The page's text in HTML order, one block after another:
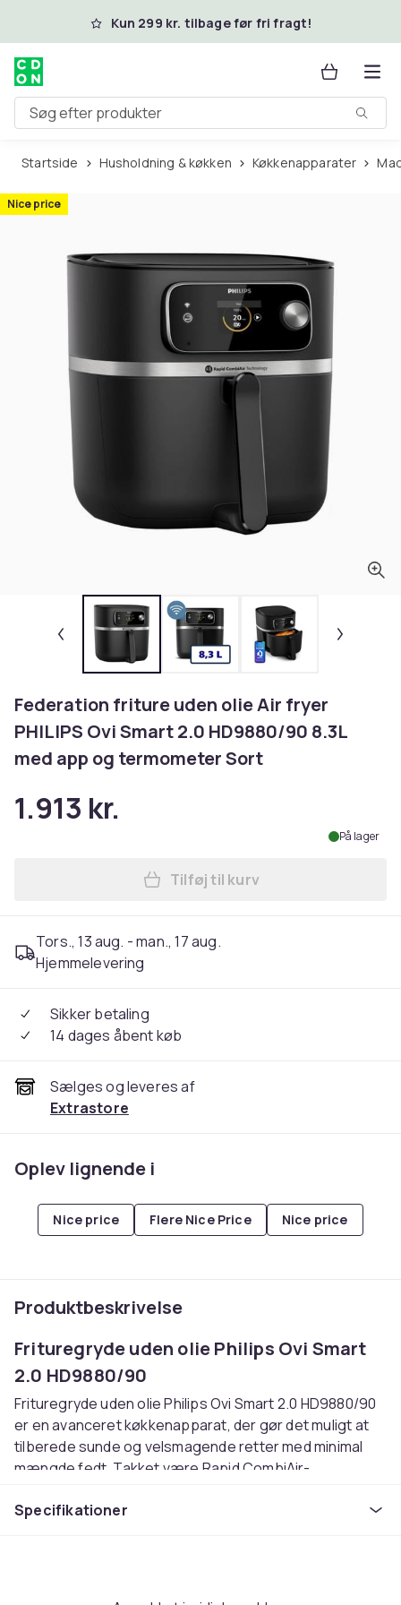
Spring til hovedindhold
Kun 299 kr. tilbage før fri fragt!
Søg efter produkter
Startside Husholdning & køkken Køkkenapparater
Nice price
Federation friture uden olie Air fryer
PHILIPS Ovi Smart 2.0 HD9880/90 8.3L
med app og termometer Sort
1.913 kr.
På lager
Læg Federation friture
Tilføj til kurv
Tors., 13 aug. - man., 17 aug.
Hjemmelevering
Sikker betaling
14 dages åbent køb
Sælges og leveres af
Extrastore
Oplev lignende i
Nice price Flere Nice Price Nice price
Produktbeskrivelse
Frituregryde uden olie Philips Ovi Smart
2.0 HD9880/90
Frituregryde uden olie Philips Ovi Smart 2.0 HD9880/90
er en avanceret køkkenapparat, der gør det muligt at
tilberede sunde og velsmagende retter med minimal
mængde fedt. Takket være Rapid CombiAir-
madlavning, hvilket gør det muligt at opnå sprøde og
Specifikationer